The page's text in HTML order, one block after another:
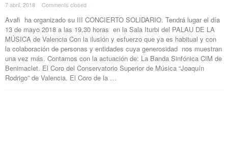
7 abril, 2018 · Comments closed ·
Avafi ha organizado su III CONCIERTO SOLIDARIO. Tendrá lugar el día
13 de mayo 2018 a las 19,30 horas en la Sala Iturbi del PALAU DE LA
MÚSICA de Valencia Con la ilusión y esfuerzo que ya es habitual y con
la colaboración de personas y entidades cuya generosidad nos muestran
una vez más. Contamos con la actuación de: La Banda Sinfónica CIM de
Benimaclet. El Coro del Conservatorio Superior de Música “Joaquín
Rodrigo” de Valencia. El Coro de la …